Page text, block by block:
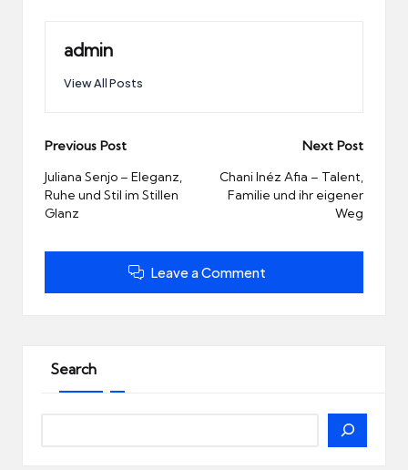
admin
View All Posts
Post
navigation
Previous Post
Juliana Senjo – Eleganz,
Ruhe und Stil im Stillen
Glanz
Next Post
Chani Inéz Afia – Talent,
Familie und ihr eigener
Weg
Leave a Comment
Search